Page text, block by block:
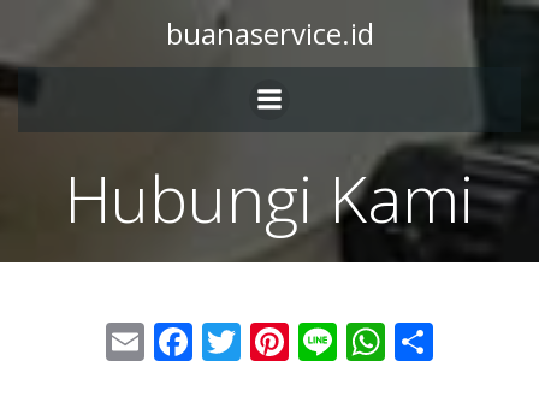
buanaservice.id
Hubungi Kami
EmailFacebook
Twitter
Pinterest
Line